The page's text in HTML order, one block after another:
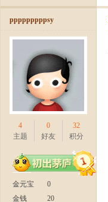
pppppppppsy
4
主题
0
好友
32
积分
金元宝
0
金钱
20